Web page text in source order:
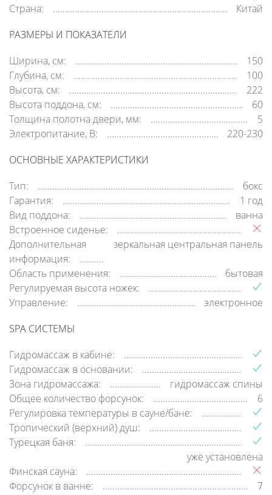
Страна:
Китай
РАЗМЕРЫ И ПОКАЗАТЕЛИ
Ширина, см:
150
Глубина, см:
100
Высота, см:
222
Высота поддона, см:
60
Толщина полотна двери, мм:
5
Электропитание, В:
220-230
ОСНОВНЫЕ ХАРАКТЕРИСТИКИ
Тип:
бокс
Гарантия:
1 год
Вид поддона:
ванна
Встроенное сиденье:
Дополнительная
информация:
зеркальная центральная панель
Область применения:
бытовая
Регулируемая высота ножек:
Управление:
электронное
SPA СИСТЕМЫ
Гидромассаж в кабине:
Гидромассаж в основании:
Зона гидромассажа:
гидромассаж спины
Общее количество форсунок:
6
Регулировка температуры в сауне/бане:
Тропический (верхний) душ:
Турецкая баня:
уже установлена
Финская сауна:
Форсунок в ванне:
7